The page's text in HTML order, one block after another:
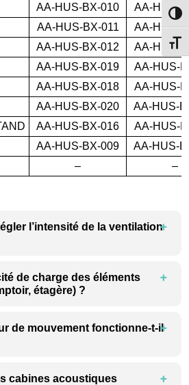
AA-HUS-BX-010
AA-HUS-
AA-HUS-BX-011
AA-HUS-
AA-HUS-BX-012
AA-HUS-
AA-HUS-BX-019
AA-HUS-
AA-HUS-BX-018
AA-HUS-
AA-HUS-BX-020
AA-HUS-
AA-HUS-BX-016
AA-HUS-
AA-HUS-BX-009
AA-HUS-
– –
l’intensité de la ventilation
de charge des éléments
étagère) ?
de mouvement fonctionne-t-il
cabines acoustiques